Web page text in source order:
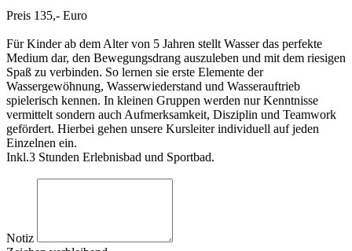
Preis 135,- Euro
Für Kinder ab dem Alter von 5 Jahren stellt Wasser das perfekte
Medium dar, den Bewegungsdrang auszuleben und mit dem riesigen
Spaß zu verbinden. So lernen sie erste Elemente der
Wassergewöhnung, Wasserwiederstand und Wasserauftrieb
spielerisch kennen. In kleinen Gruppen werden nur Kenntnisse
vermittelt sondern auch Aufmerksamkeit, Disziplin und Teamwork
gefördert. Hierbei gehen unsere Kursleiter individuell auf jeden
Einzelnen ein.
Inkl.3 Stunden Erlebnisbad und Sportbad.
Notiz